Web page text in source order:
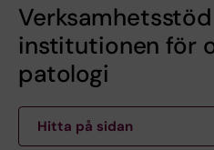
institutionen för
patologi
Hitta på sidan